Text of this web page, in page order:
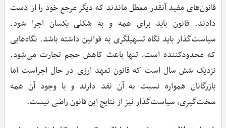
قانون‌های مفید آنقدر معطل ماندند که دیگر مرجع خود را از دست
دادند. قانون باید برای همه و به شکلی یکسان اجرا شود.
سیاست‌گذار باید نگاه تسهیلگری به قوانین داشته باشد. نگاه‌هایی
که محدودکننده است، تنها باعث کاهش حجم تجارت می‌شود.
نزدیک شش سال است که قانون تعهد ارزی در حال اجراست اما
بازرگانان همواره نسبت به آن نقد دارند و با وجود آن همه
سخت‌گیری، سیاست‌گذار نیز از نتایج این قانون راضی نیست.